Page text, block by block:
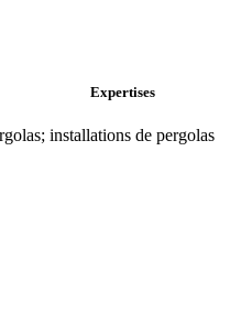
Expertises
installations de pergolas